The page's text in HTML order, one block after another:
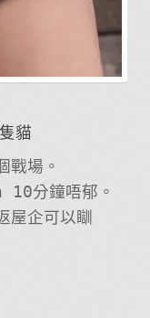
貓
戰場。
分鐘唔郁。
屋企可以瞓